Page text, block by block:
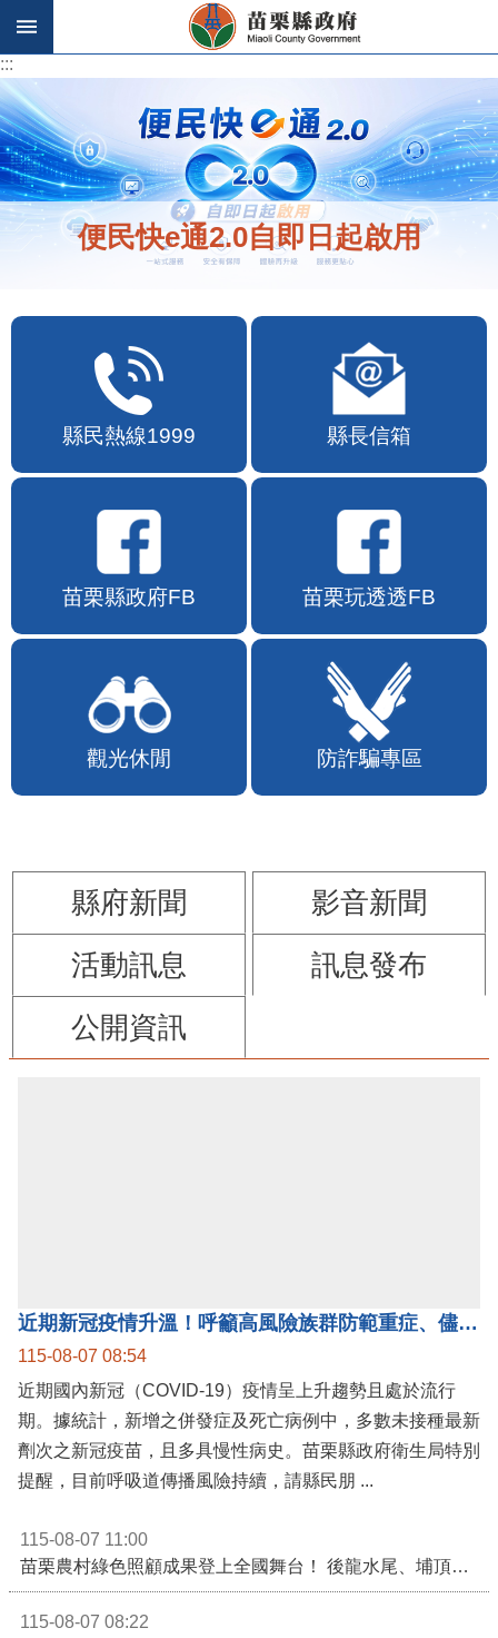
跳到主要內容區塊
:::
:::
便民快e通2.0自即日起啟用
縣民熱線1999 縣長信箱
苗栗縣政府FB 苗栗玩透透FB
觀光休閒 防詐騙專區
縣府新聞
影音新聞
活動訊息
訊息發布
公開資訊
近期新冠疫情升溫！呼籲高風險族群防範重症、儘速接種疫苗及早就醫
115-08-07 08:54
近期國內新冠（COVID-19）疫情呈上升趨勢且處於流行
期。據統計，新增之併發症及死亡病例中，多數未接種最新
劑次之新冠疫苗，且多具慢性病史。苗栗縣政府衛生局特別
提醒，目前呼吸道傳播風險持續，請縣民朋 ...
115-08-07 11:00
苗栗農村綠色照顧成果登上全國舞台！ 後龍水尾、埔頂社區前進2026高齡健康產業博覽會
115-08-07 08:22